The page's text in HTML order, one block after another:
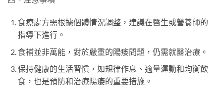
食療處方需根據個體情況調整，建議在醫生或營養師的
指導下進行。
食補並非萬能，對於嚴重的陽痿問題，仍需就醫治療。
保持健康的生活習慣，如規律作息、適量運動和均衡飲
食，也是預防和治療陽痿的重要措施。